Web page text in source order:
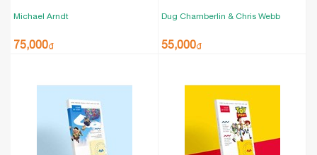
Michael Arndt
75,000₫
Dug Chamberlin & Chris Webb
55,000₫